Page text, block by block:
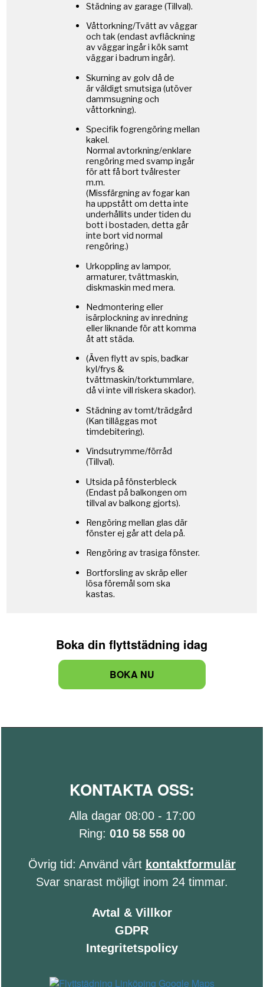
Boka din flyttstädning idag
BOKA NU
KONTAKTA OSS:
Alla dagar 08:00 - 17:00
Ring: 010 58 558 00
Övrig tid: Använd vårt kontaktformulär
Svar snarast möjligt inom 24 timmar.
Avtal & Villkor
GDPR
Integritetspolicy